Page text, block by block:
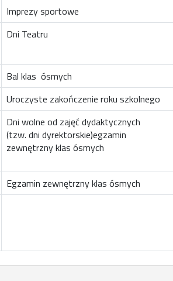
Imprezy sportowe
Dni Teatru
Bal klas ósmych
Uroczyste zakończenie roku szkolnego
Dni wolne od zajęć dydaktycznych
(tzw. dni dyrektorskie)egzamin
zewnętrzny klas ósmych
Egzamin zewnętrzny klas ósmych